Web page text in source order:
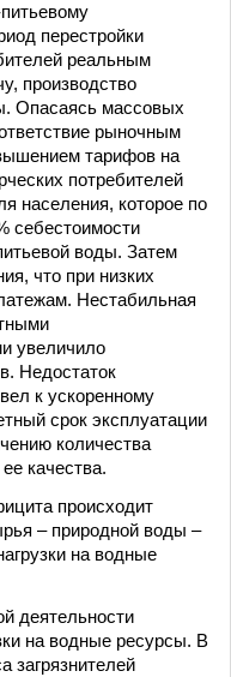
перестройки
реальным
производство
Опасаясь массовых
рыночным
тарифов на
потребителей
населения, которое по
себестоимости
воды. Затем
что при низких
Нестабильная
увеличило
Недостаток
к ускоренному
срок эксплуатации
количества
качества.
происходит
– природной воды –
на водные
деятельности
на водные ресурсы. В
загрязнителей